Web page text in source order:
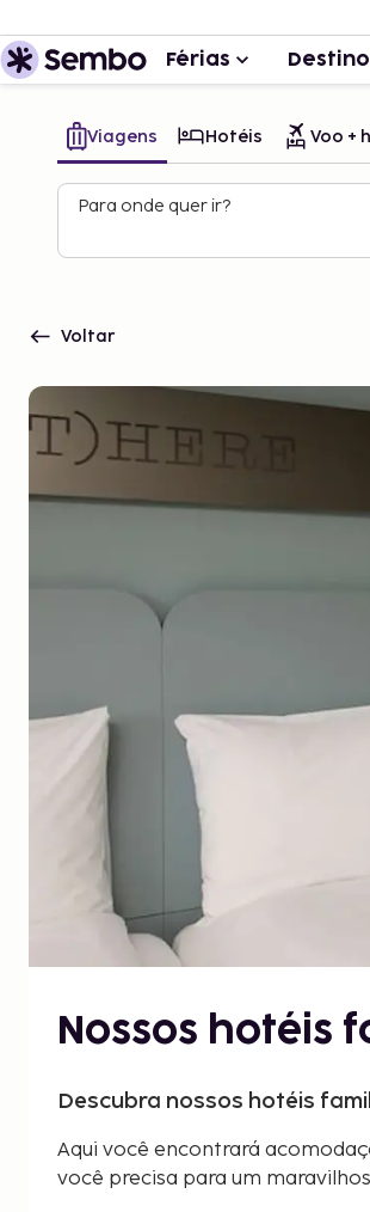
Férias
Viagens Hotéis Voo +
Para onde quer ir?
Voltar
Nossos hotéis
Descubra nossos hotéis
Aqui você encontrará
você precisa para um